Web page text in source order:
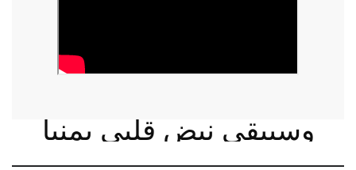
وسيبقى نبض قلبي يمنيا